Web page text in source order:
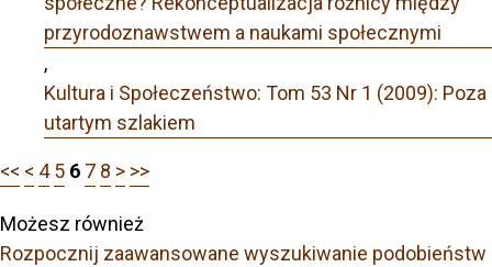
przyrodoznawstwem a naukami społecznymi
,
Kultura i Społeczeństwo: Tom 53 Nr 1 (2009): Poza
utartym szlakiem
<< < 4 5 6 7 8 > >>
Możesz również
Rozpocznij zaawansowane wyszukiwanie podobieństw